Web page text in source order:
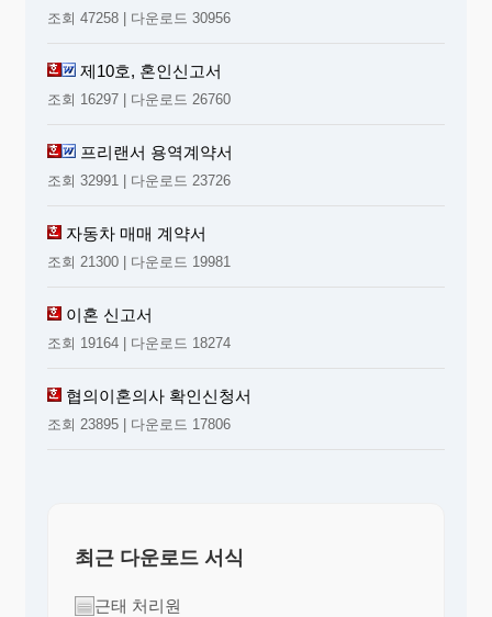
조회 47258 | 다운로드 30956
제10호, 혼인신고서
조회 16297 | 다운로드 26760
프리랜서 용역계약서
조회 32991 | 다운로드 23726
자동차 매매 계약서
조회 21300 | 다운로드 19981
이혼 신고서
조회 19164 | 다운로드 18274
협의이혼의사 확인신청서
조회 23895 | 다운로드 17806
최근 다운로드 서식
근태 처리원